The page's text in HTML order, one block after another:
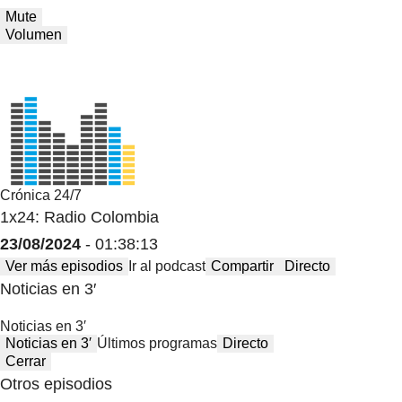
Mute
Volumen
Crónica 24/7
1x24: Radio Colombia
23/08/2024 - 01:38:13
Ver más episodios Ir al podcast Compartir Directo
Noticias en 3′
Noticias en 3′
Noticias en 3′ Últimos programas Directo
Cerrar
Otros episodios